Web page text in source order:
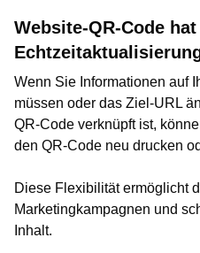
Website-QR-Code hat
Wenn Sie Informationen auf
müssen oder das Ziel-URL
QR-Code verknüpft ist,
den QR-Code neu drucken
Diese Flexibilität ermöglicht
Marketingkampagnen und
Inhalt.